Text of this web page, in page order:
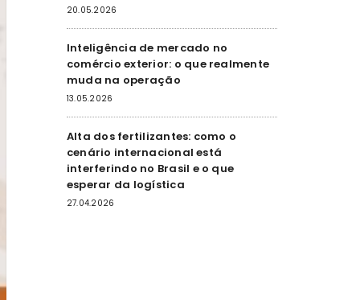
20.05.2026
Inteligência de mercado no
comércio exterior: o que realmente
muda na operação
13.05.2026
Alta dos fertilizantes: como o
cenário internacional está
interferindo no Brasil e o que
esperar da logística
27.04.2026